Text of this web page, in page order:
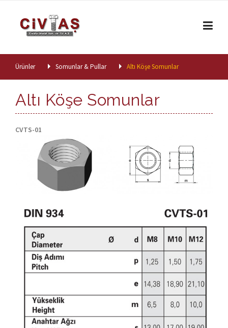
Ürünler Somunlar & Pullar Altı Köşe Somunlar
Altı Köşe Somunlar
CVTS-01